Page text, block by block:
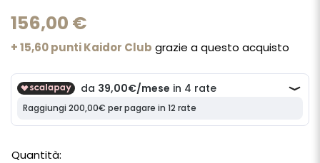
156,00 €
+ 15,60 punti Kaidor Club grazie a questo acquisto
Quantità: